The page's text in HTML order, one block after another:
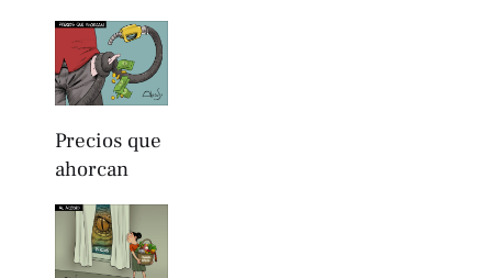
Precios que
ahorcan